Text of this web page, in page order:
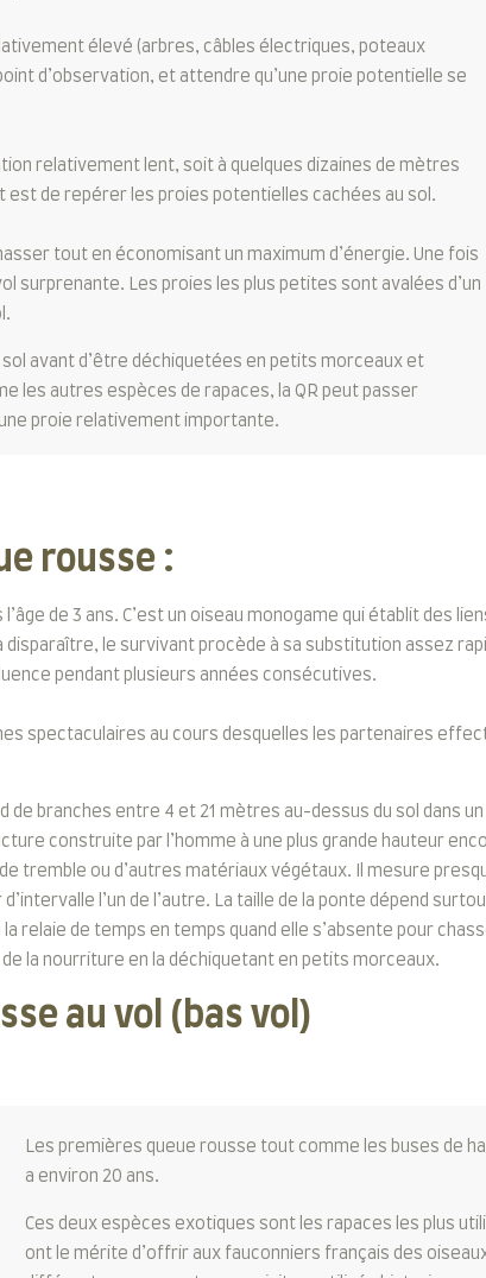
élevé (arbres, câbles électriques, poteaux
d’observation, et attendre qu’une proie potentielle se
relativement lent, soit à quelques dizaines de mètres
est de repérer les proies potentielles cachées au sol.
tout en économisant un maximum d’énergie. Une fois
surprenante. Les proies les plus petites sont avalées d’un
avant d’être déchiquetées en petits morceaux et
les autres espèces de rapaces, la QR peut passer
proie relativement importante.
rousse :
de 3 ans. C’est un oiseau monogame qui établit des
disparaître, le survivant procède à sa substitution assez
pendant plusieurs années consécutives.
spectaculaires au cours desquelles les partenaires
de branches entre 4 et 21 mètres au-dessus du sol dans
construite par l’homme à une plus grande hauteur
tremble ou d’autres matériaux végétaux. Il mesure
l’un de l’autre. La taille de la ponte dépend
relaie de temps en temps quand elle s’absente pour
la nourriture en la déchiquetant en petits morceaux.
au vol (bas vol)
Les premières queue rousse tout comme les buses de
a environ 20 ans.
Ces deux espèces exotiques sont les rapaces les plus
ont le mérite d’offrir aux fauconniers français des